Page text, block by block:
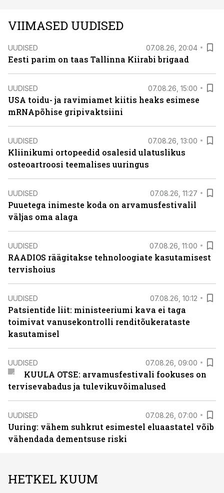
VIIMASED UUDISED
UUDISED 07.08.26, 20:04
Eesti parim on taas Tallinna Kiirabi brigaad
UUDISED 07.08.26, 15:00
USA toidu- ja ravimiamet kiitis heaks esimese
mRNApõhise gripivaktsiini
UUDISED 07.08.26, 13:00
Kliinikumi ortopeedid osalesid ulatuslikus
osteoartroosi teemalises uuringus
UUDISED 07.08.26, 11:27
Puuetega inimeste koda on arvamusfestivalil
väljas oma alaga
UUDISED 07.08.26, 11:00
RAADIOS räägitakse tehnoloogiate kasutamisest
tervishoius
UUDISED 07.08.26, 10:12
Patsientide liit: ministeeriumi kava ei taga
toimivat vanusekontrolli renditõukerataste
kasutamisel
UUDISED 07.08.26, 09:00
KUULA OTSE: arvamusfestivali fookuses on
tervisevabadus ja tulevikuvõimalused
UUDISED 07.08.26, 07:00
Uuring: vähem suhkrut esimestel eluaastatel võib
vähendada dementsuse riski
HETKEL KUUM